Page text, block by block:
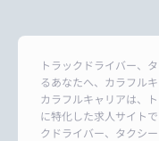
トラックドライバー、
るあなたへ、カラフル
カラフルキャリアは、
に特化した求人サイト
クドライバー、タクシ